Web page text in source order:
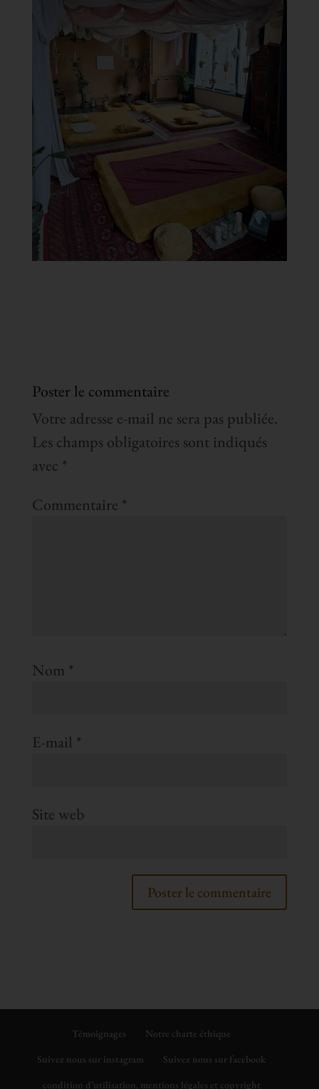
Poster le commentaire
Votre adresse e-mail ne sera pas publiée.
Les champs obligatoires sont indiqués
avec *
Commentaire *
Nom *
E-mail *
Site web
Témoignages
Notre charte éthique
Suivez nous sur instagram
Suivez nous sur facebook
condition d’utilisation, mentions légales et copyright